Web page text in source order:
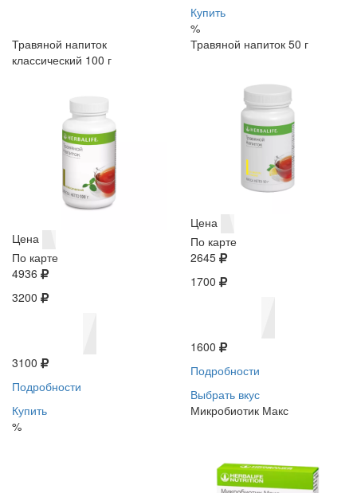
Купить
%
Травяной напиток
классический 100 г
Цена
По карте
4936
3200
3100
Подробности
Купить
%
Травяной напиток 50 г
Цена
По карте
2645
1700
1600
Подробности
Выбрать вкус
Микробиотик Макс